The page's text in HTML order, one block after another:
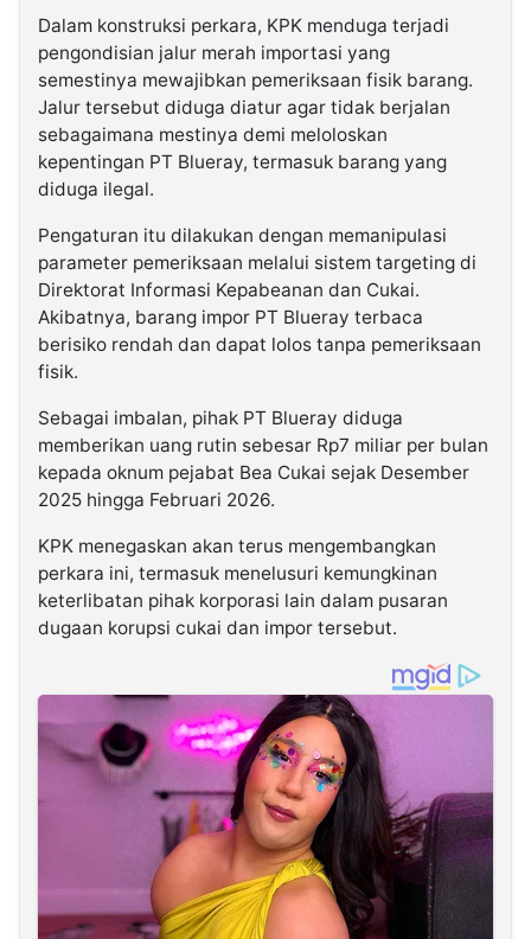
Dalam konstruksi perkara, KPK menduga terjadi
pengondisian jalur merah importasi yang
semestinya mewajibkan pemeriksaan fisik barang.
Jalur tersebut diduga diatur agar tidak berjalan
sebagaimana mestinya demi meloloskan
kepentingan PT Blueray, termasuk barang yang
diduga ilegal.
Pengaturan itu dilakukan dengan memanipulasi
parameter pemeriksaan melalui sistem targeting di
Direktorat Informasi Kepabeanan dan Cukai.
Akibatnya, barang impor PT Blueray terbaca
berisiko rendah dan dapat lolos tanpa pemeriksaan
fisik.
Sebagai imbalan, pihak PT Blueray diduga
memberikan uang rutin sebesar Rp7 miliar per bulan
kepada oknum pejabat Bea Cukai sejak Desember
2025 hingga Februari 2026.
KPK menegaskan akan terus mengembangkan
perkara ini, termasuk menelusuri kemungkinan
keterlibatan pihak korporasi lain dalam pusaran
dugaan korupsi cukai dan impor tersebut.